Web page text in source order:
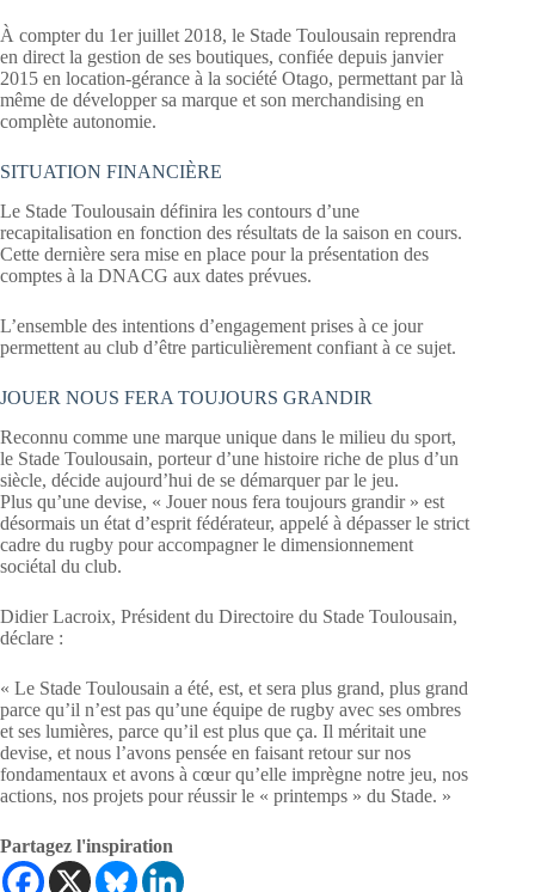
À compter du 1er juillet 2018, le Stade Toulousain reprendra
en direct la gestion de ses boutiques, confiée depuis janvier
2015 en location-gérance à la société Otago, permettant par là
même de développer sa marque et son merchandising en
complète autonomie.
SITUATION FINANCIÈRE
Le Stade Toulousain définira les contours d’une
recapitalisation en fonction des résultats de la saison en cours.
Cette dernière sera mise en place pour la présentation des
comptes à la DNACG aux dates prévues.
L’ensemble des intentions d’engagement prises à ce jour
permettent au club d’être particulièrement confiant à ce sujet.
JOUER NOUS FERA TOUJOURS GRANDIR
Reconnu comme une marque unique dans le milieu du sport,
le Stade Toulousain, porteur d’une histoire riche de plus d’un
siècle, décide aujourd’hui de se démarquer par le jeu.
Plus qu’une devise, « Jouer nous fera toujours grandir » est
désormais un état d’esprit fédérateur, appelé à dépasser le strict
cadre du rugby pour accompagner le dimensionnement
sociétal du club.
Didier Lacroix, Président du Directoire du Stade Toulousain,
déclare :
« Le Stade Toulousain a été, est, et sera plus grand, plus grand
parce qu’il n’est pas qu’une équipe de rugby avec ses ombres
et ses lumières, parce qu’il est plus que ça. Il méritait une
devise, et nous l’avons pensée en faisant retour sur nos
fondamentaux et avons à cœur qu’elle imprègne notre jeu, nos
actions, nos projets pour réussir le « printemps » du Stade. »
Partagez l'inspiration